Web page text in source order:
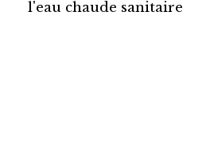
l'eau chaude sanitaire